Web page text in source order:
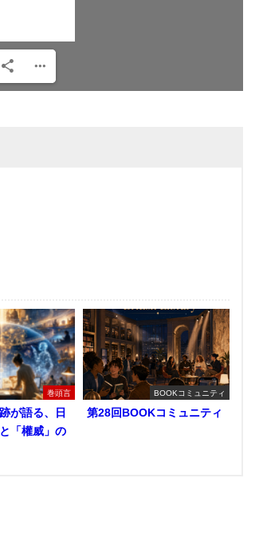
巻頭言
が語る、日
「權威」の
BOOKコミュニティ
第28回BOOKコミュニティ